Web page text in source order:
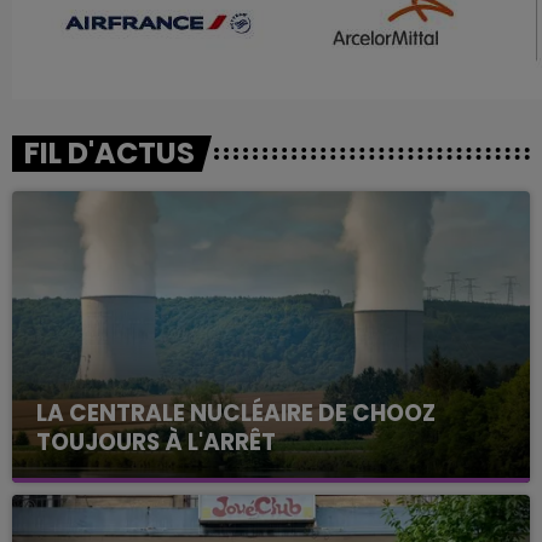
FIL D'ACTUS
LA CENTRALE NUCLÉAIRE DE CHOOZ
TOUJOURS À L'ARRÊT
Cela fait déjà une semaine que la centrale
nucléaire ardennaise est à l'arrêt. Une situation
justifiée par la sécheresse intense qui est toujours